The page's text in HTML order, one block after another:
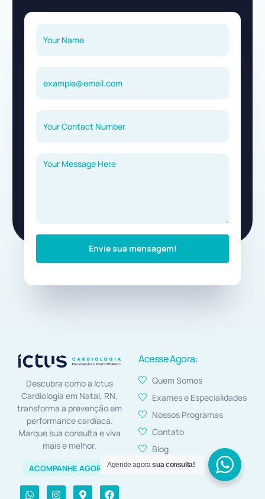
Envie sua mensagem!
Descubra como a Ictus
Cardiologia em Natal, RN,
transforma a prevenção em
performance cardíaca.
Marque sua consulta e viva
mais e melhor.
ACOMPANHE AGORA!
Acesse Agora:
Quem Somos
Exames e Especialidades
Nossos Programas
Contato
Blog
(84) 99105-6886
Quero agendar
Agende agorasua consulta!